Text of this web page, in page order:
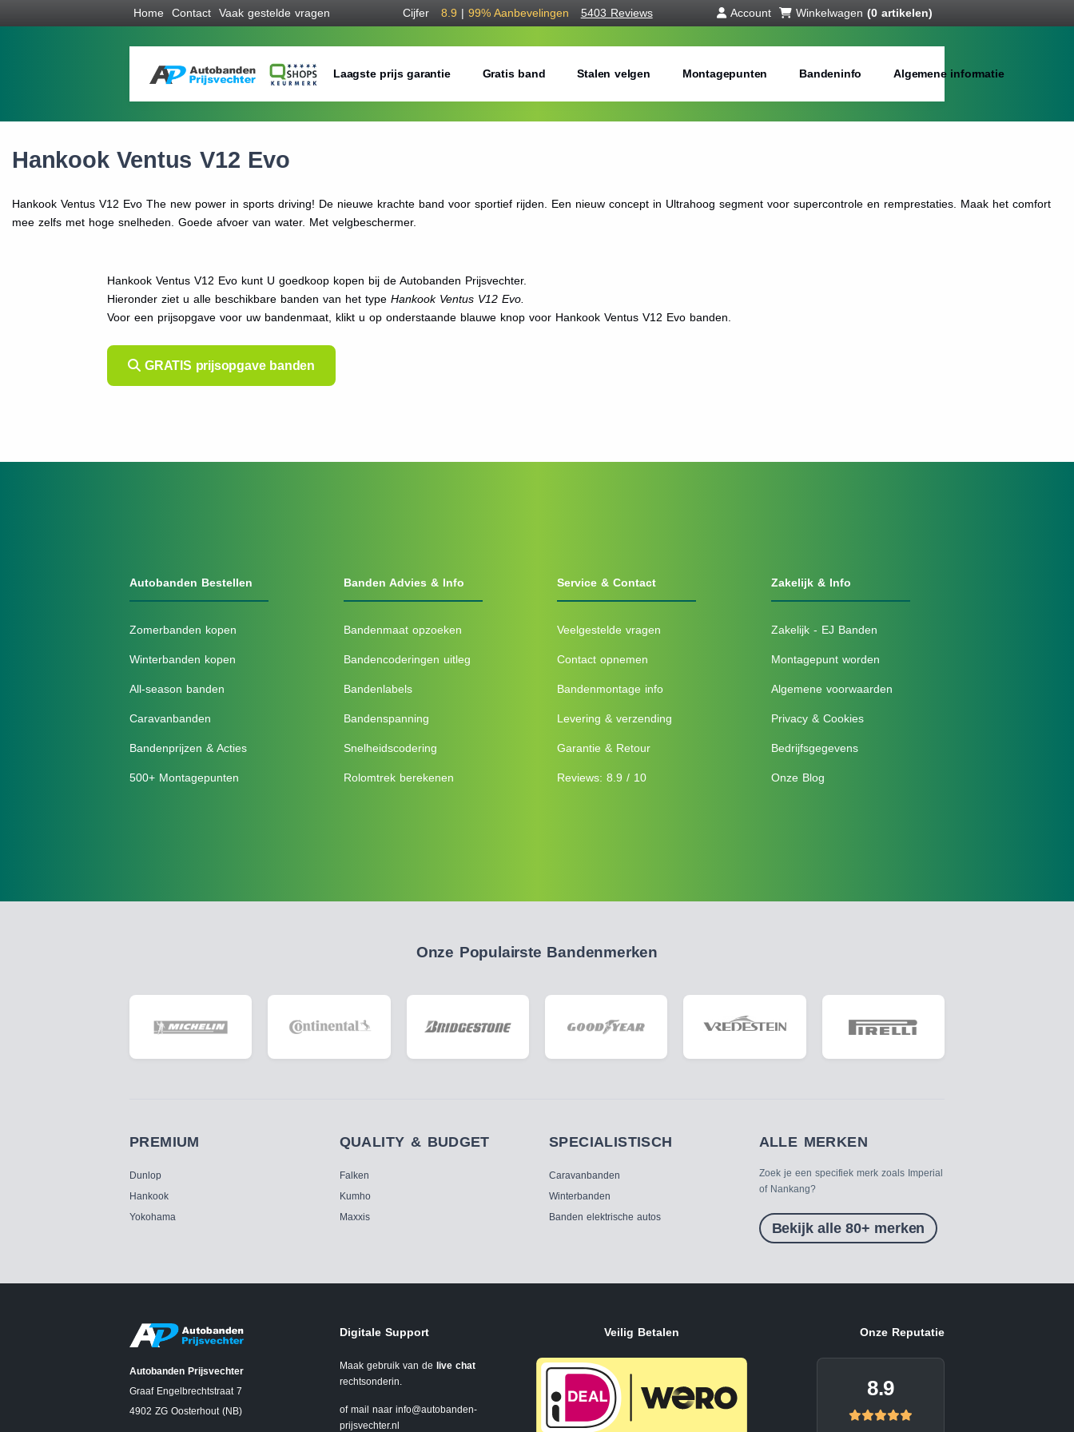
Home Contact Vaak gestelde vragen Cijfer 8.9 | 99% Aanbevelingen 5403 Reviews Account Winkelwagen (0 artikelen)
Laagste prijs garantie Gratis band Stalen velgen Montagepunten Bandeninfo Algemene informatie
Hankook Ventus V12 Evo
Hankook Ventus V12 Evo The new power in sports driving! De nieuwe krachte band voor sportief rijden. Een nieuw concept in Ultrahoog segment voor supercontrole en remprestaties. Maak het comfort
mee zelfs met hoge snelheden. Goede afvoer van water. Met velgbeschermer.
Hankook Ventus V12 Evo kunt U goedkoop kopen bij de Autobanden Prijsvechter.
Hieronder ziet u alle beschikbare banden van het typeHankook Ventus V12 Evo.
Voor een prijsopgave voor uw bandenmaat, klikt u op onderstaande blauwe knop voor Hankook Ventus V12 Evo banden.
GRATIS prijsopgave banden
Autobanden Bestellen
Zomerbanden kopen
Winterbanden kopen
All-season banden
Caravanbanden
Bandenprijzen & Acties
500+ Montagepunten
Banden Advies & Info
Bandenmaat opzoeken
Bandencoderingen uitleg
Bandenlabels
Bandenspanning
Snelheidscodering
Rolomtrek berekenen
Service & Contact
Veelgestelde vragen
Contact opnemen
Bandenmontage info
Levering & verzending
Garantie & Retour
Reviews: 8.9 / 10
Zakelijk & Info
Zakelijk - EJ Banden
Montagepunt worden
Algemene voorwaarden
Privacy & Cookies
Bedrijfsgegevens
Onze Blog
Onze Populairste Bandenmerken
PREMIUM
Dunlop
Hankook
Yokohama
QUALITY & BUDGET
Falken
Kumho
Maxxis
SPECIALISTISCH
Caravanbanden
Winterbanden
Banden elektrische autos
ALLE MERKEN
Zoek je een specifiek merk zoals Imperial
of Nankang?
Bekijk alle 80+ merken
Autobanden Prijsvechter
Graaf Engelbrechtstraat 7
4902 ZG Oosterhout (NB)
Digitale Support
Maak gebruik van de live chat
rechtsonderin.
of mail naar info@autobanden-
prijsvechter.nl
Veilig Betalen Onze Reputatie
8.9